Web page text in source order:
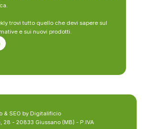
trovi tutto quello che devi sapere sul
e sui nuovi prodotti.
& SEO by Digitalificio
28 - 20833 Giussano (MB) - P.IVA